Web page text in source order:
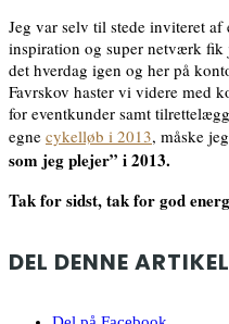
Jeg var selv til stede inviteret af
inspiration og super netværk fik
det hverdag igen og her på
Favrskov haster vi videre med
for eventkunder samt
egne cykelløb i 2013, måske
som jeg plejer” i 2013.
Tak for sidst, tak for god
DEL DENNE ARTIKEL